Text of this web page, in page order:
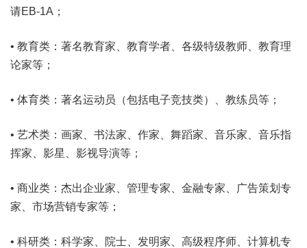
请EB-1A；
• 教育类：著名教育家、教育学者、各级特级教师、教育理
论家等；
• 体育类：著名运动员（包括电子竞技类）、教练员等；
• 艺术类：画家、书法家、作家、舞蹈家、音乐家、音乐指
挥家、影星、影视导演等；
• 商业类：杰出企业家、管理专家、金融专家、广告策划专
家、市场营销专家等；
• 科研类：科学家、院士、发明家、高级程序师、计算机专